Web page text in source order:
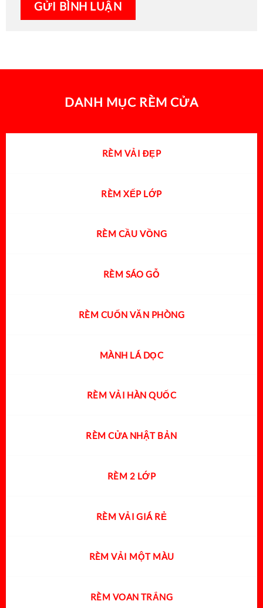
DANH MỤC RÈM CỬA
RÈM VẢI ĐẸP
RÈM XẾP LỚP
RÈM CẦU VỒNG
RÈM SÁO GỖ
RÈM CUỐN VĂN PHÒNG
MÀNH LÁ DỌC
RÈM VẢI HÀN QUỐC
RÈM CỬA NHẬT BẢN
RÈM 2 LỚP
RÈM VẢI GIÁ RẺ
RÈM VẢI MỘT MÀU
RÈM VOAN TRẮNG